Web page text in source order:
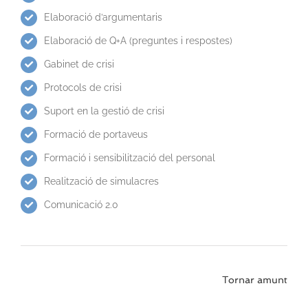
Elaboració d’argumentaris
Elaboració de Q+A (preguntes i respostes)
Gabinet de crisi
Protocols de crisi
Suport en la gestió de crisi
Formació de portaveus
Formació i sensibilització del personal
Realització de simulacres
Comunicació 2.0
Tornar amunt